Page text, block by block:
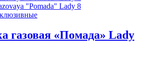
газовая «Помада» Lady